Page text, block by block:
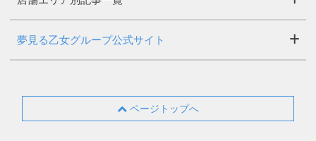
夢見る乙女グループ公式サイト
ページトップへ